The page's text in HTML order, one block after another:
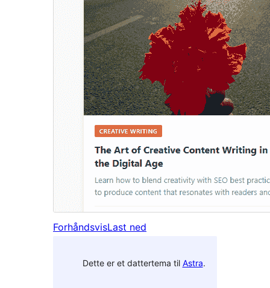
ForhåndsvisLast ned
Dette er et dattertema til Astra.